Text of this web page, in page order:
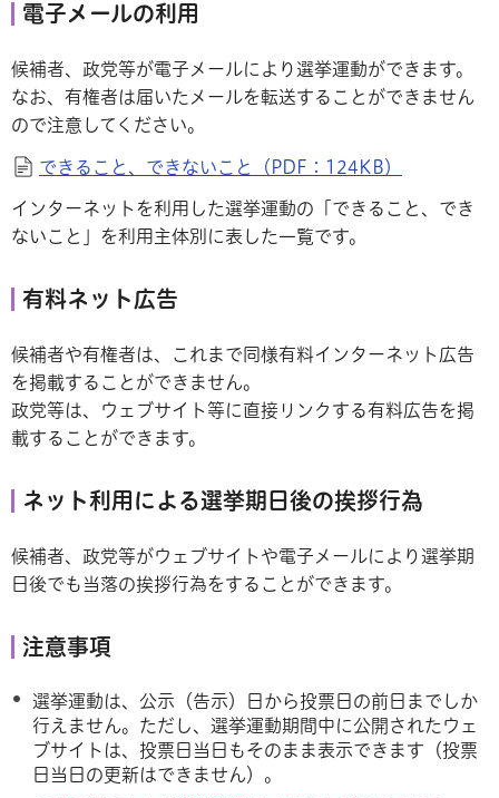
電子メールの利用
候補者、政党等が電子メールにより選挙運動ができます。
なお、有権者は届いたメールを転送することができません
ので注意してください。
できること、できないこと（PDF：124KB）
インターネットを利用した選挙運動の「できること、でき
ないこと」を利用主体別に表した一覧です。
有料ネット広告
候補者や有権者は、これまで同様有料インターネット広告
を掲載することができません。
政党等は、ウェブサイト等に直接リンクする有料広告を掲
載することができます。
ネット利用による選挙期日後の挨拶行為
候補者、政党等がウェブサイトや電子メールにより選挙期
日後でも当落の挨拶行為をすることができます。
注意事項
選挙運動は、公示（告示）日から投票日の前日までしか
行えません。ただし、選挙運動期間中に公開されたウェ
ブサイトは、投票日当日もそのまま表示できます（投票
日当日の更新はできません）。